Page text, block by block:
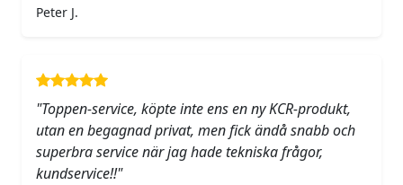
Peter J.
"Toppen-service, köpte inte ens en ny KCR-produkt,
utan en begagnad privat, men fick ändå snabb och
superbra service när jag hade tekniska frågor,
kundservice!!"